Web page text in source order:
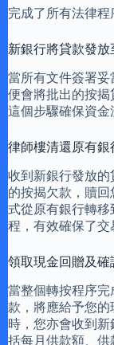
完成了所有法律程
新銀行將貸款發放
當所有文件簽署
便會將批出的按揭
這個步驟確保資金
律師樓清還原有銀
收到新銀行發放
的按揭欠款，贖
式從原有銀行轉移
程，有效確保了交
領取現金回贈及確
當整個轉按程序
款，將應給予您的
時，您亦會收到
括每月供款額、